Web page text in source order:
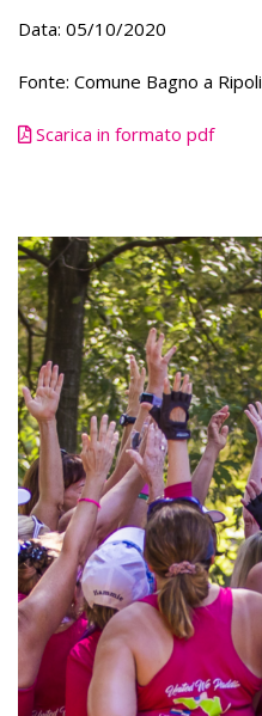
Data: 05/10/2020
Fonte: Comune Bagno a Ripoli
Scarica in formato pdf